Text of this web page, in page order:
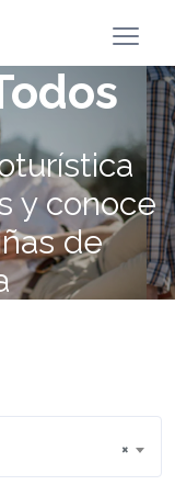
y conoce
de
×